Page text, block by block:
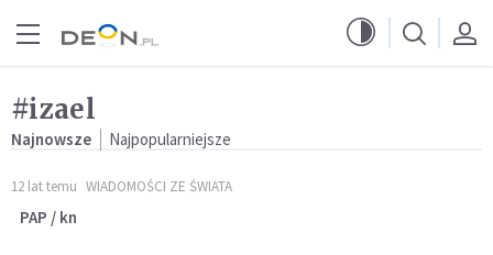
#izael
Najnowsze Najpopularniejsze
12 lat temu WIADOMOŚCI ZE ŚWIATA
PAP / kn